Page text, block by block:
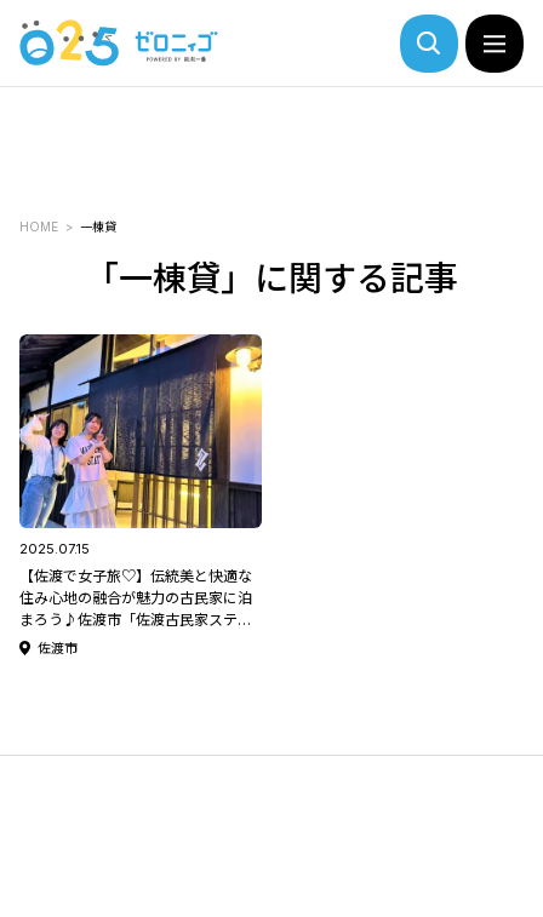
HOME 一棟貸
「一棟貸」に関する記事
2025.07.15
【佐渡で女子旅♡】伝統美と快適な
住み心地の融合が魅力の古民家に泊
まろう♪佐渡市「佐渡古民家ステイ
さどまり 泉の家」《佐渡特集》
佐渡市